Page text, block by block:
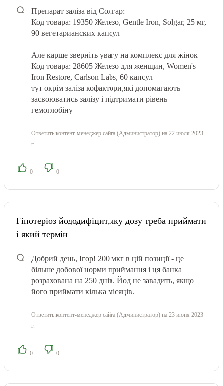
Препарат заліза від Солгар:
Код товара: 19350 Железо, Gentle Iron, Solgar, 25 мг,
90 вегетарианских капсул
Але карще зверніть увагу на комплекс для жінок
Код товара: 28605 Железо для женщин, Women's
Iron Restore, Carlson Labs, 60 капсул
тут окрім заліза кофактори,які допомагають
засвоюватись залізу і підтримати рівень
гемоглобіну
Ответить:контент-менеджер сайта (Администратор) на 22 июля 2023
г.
0 0
Гіпотеріоз йододифіцит,яку дозу треба приймати
і який термін
Добрий день, Ігор! 200 мкг в цій позиції - це
більше добової норми приймання і ця банка
розрахована на 250 днів. Йод не завадить, якщо
його приймати кілька місяців.
Ответить:контент-менеджер сайта (Администратор) на 23 июня 2023
г.
0 0